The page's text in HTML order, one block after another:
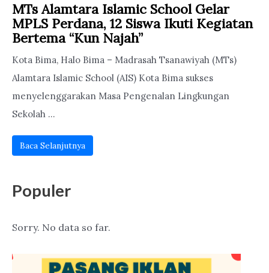
MTs Alamtara Islamic School Gelar
MPLS Perdana, 12 Siswa Ikuti Kegiatan
Bertema “Kun Najah”
Kota Bima, Halo Bima – Madrasah Tsanawiyah (MTs)
Alamtara Islamic School (AIS) Kota Bima sukses
menyelenggarakan Masa Pengenalan Lingkungan
Sekolah ...
Baca Selanjutnya
Populer
Sorry. No data so far.